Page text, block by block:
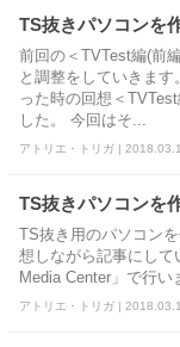
TS抜きパソコンを
前回の＜TVTest編(前
と調整をしていきま
った時の回想＜
した。 今回はそ...
アトリエ・トリガ |
TS抜きパソコンを
TS抜き用のパソコン
想しながら記事にして
Media Center」で行い
アトリエ・トリガ |